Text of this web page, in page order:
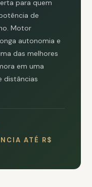
para quem
de
Motor
autonomia e
das melhores
em uma
distâncias
ATÉ R$